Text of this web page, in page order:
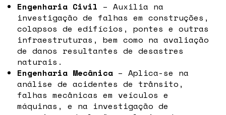
Engenharia Civil – Auxilia na
investigação de falhas em construções,
colapsos de edifícios, pontes e outras
infraestruturas, bem como na avaliação
de danos resultantes de desastres
naturais.
Engenharia Mecânica – Aplica-se na
análise de acidentes de trânsito,
falhas mecânicas em veículos e
máquinas, e na investigação de